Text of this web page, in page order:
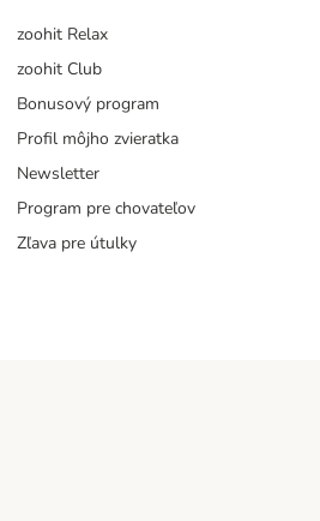
zoohit Relax
zoohit Club
Bonusový program
Profil môjho zvieratka
Newsletter
Program pre chovateľov
Zľava pre útulky